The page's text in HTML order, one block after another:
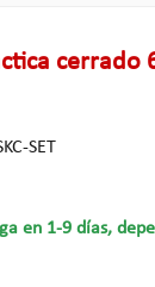
cerrado
SET
en 1-9 días,